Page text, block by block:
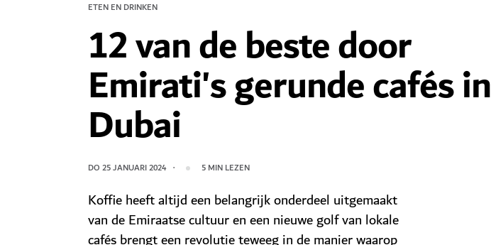
ETEN EN DRINKEN
12 van de beste door
Emirati's gerunde cafés in
Dubai
DO 25 JANUARI 2024 5 MIN LEZEN
Koffie heeft altijd een belangrijk onderdeel uitgemaakt
van de Emiraatse cultuur en een nieuwe golf van lokale
cafés brengt een revolutie teweeg in de manier waarop